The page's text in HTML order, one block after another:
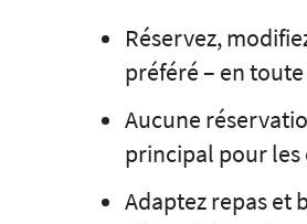
Réservez,
préféré – en
Aucune
principal pour les
Adaptez repas et